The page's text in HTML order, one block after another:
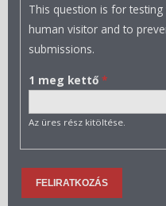
This question is for
human visitor and to
submissions.
1 meg kettő *
Az üres rész kitöltése.